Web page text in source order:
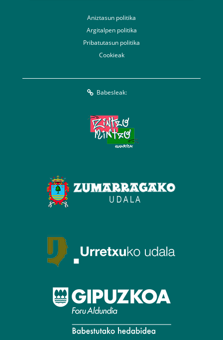
Aniztasun politika
Argitalpen politika
Pribatutasun politika
Cookieak
Babesleak: